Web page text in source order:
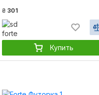
₴ 301
Купить